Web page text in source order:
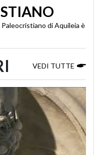
di Aquileia è
VEDI TUTTE